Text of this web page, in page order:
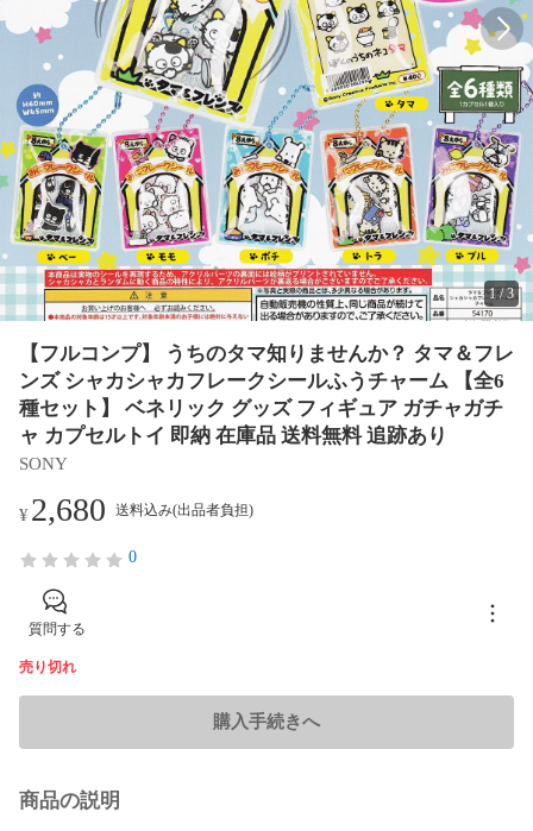
1/3
【フルコンプ】 うちのタマ知りませんか？ タマ＆フレ
ンズ シャカシャカフレークシールふうチャーム 【全6
種セット】 ベネリック グッズ フィギュア ガチャガチ
ャ カプセルトイ 即納 在庫品 送料無料 追跡あり
SONY
¥2,680 送料込み(出品者負担)
0
質問する
売り切れ
購入手続きへ
商品の説明